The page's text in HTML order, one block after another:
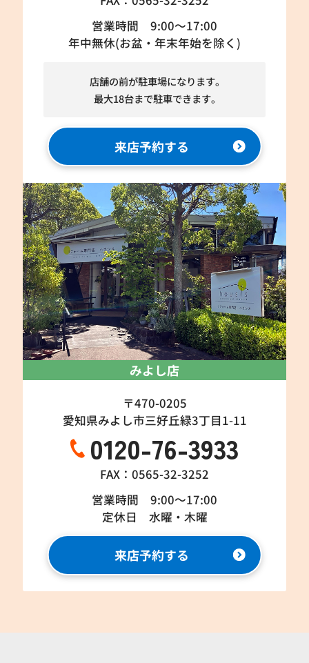
営業時間 9:00～17:00
年中無休(お盆・年末年始を除く)
店舗の前が駐車場になります。
最大18台まで駐車できます。
来店予約する
みよし店
〒470-0205
愛知県みよし市三好丘緑3丁目1-11
0120-76-3933
FAX：0565-32-3252
営業時間 9:00～17:00
定休日 水曜・木曜
来店予約する